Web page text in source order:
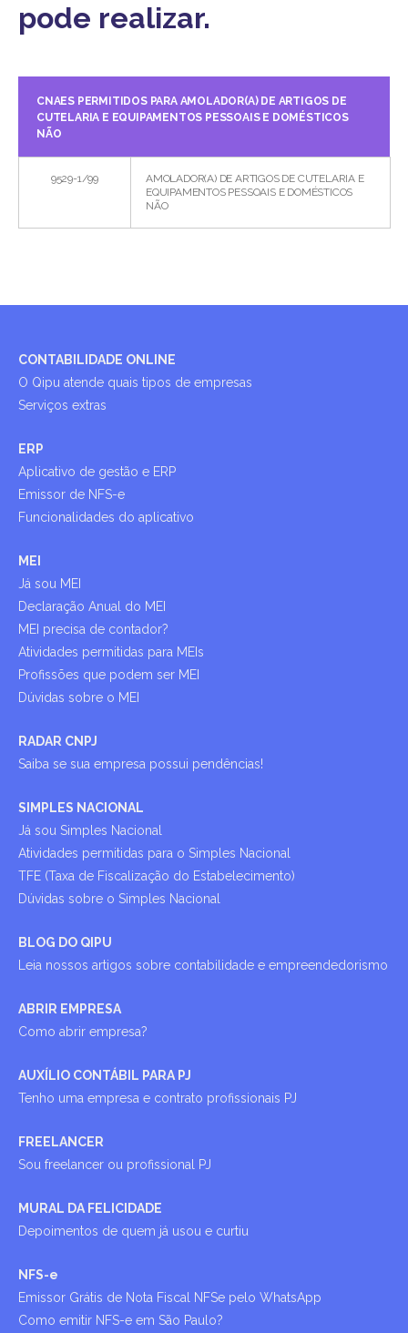
pode realizar.
CNAES PERMITIDOS PARA AMOLADOR(A) DE ARTIGOS DE
CUTELARIA E EQUIPAMENTOS PESSOAIS E DOMÉSTICOS
NÃO
9529-1/99
AMOLADOR(A) DE ARTIGOS DE CUTELARIA E
EQUIPAMENTOS PESSOAIS E DOMÉSTICOS
NÃO
CONTABILIDADE ONLINE
O Qipu atende quais tipos de empresas
Serviços extras
ERP
Aplicativo de gestão e ERP
Emissor de NFS-e
Funcionalidades do aplicativo
MEI
Já sou MEI
Declaração Anual do MEI
MEI precisa de contador?
Atividades permitidas para MEIs
Profissões que podem ser MEI
Dúvidas sobre o MEI
RADAR CNPJ
Saiba se sua empresa possui pendências!
SIMPLES NACIONAL
Já sou Simples Nacional
Atividades permitidas para o Simples Nacional
TFE (Taxa de Fiscalização do Estabelecimento)
Dúvidas sobre o Simples Nacional
BLOG DO QIPU
Leia nossos artigos sobre contabilidade e empreendedorismo
ABRIR EMPRESA
Como abrir empresa?
AUXÍLIO CONTÁBIL PARA PJ
Tenho uma empresa e contrato profissionais PJ
FREELANCER
Sou freelancer ou profissional PJ
MURAL DA FELICIDADE
Depoimentos de quem já usou e curtiu
NFS-e
Emissor Grátis de Nota Fiscal NFSe pelo WhatsApp
Como emitir NFS-e em São Paulo?